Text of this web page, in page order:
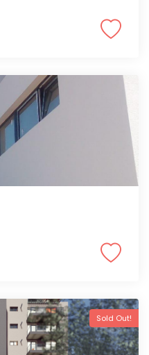
Sold Out!